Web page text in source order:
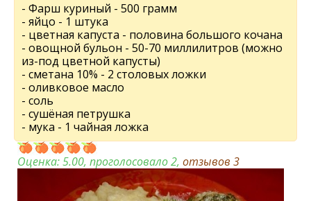
- Фарш куриный - 500 грамм
- яйцо - 1 штука
- цветная капуста - половина большого кочана
- овощной бульон - 50-70 миллилитров (можно
из-под цветной капусты)
- сметана 10% - 2 столовых ложки
- оливковое масло
- соль
- сушёная петрушка
- мука - 1 чайная ложка
Оценка:5.00, проголосовало 2, отзывов 3